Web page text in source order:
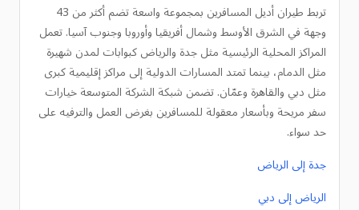
تربط طيران أديل المسافرين بمجموعة واسعة تضم أكثر من 43
وجهة في الشرق الأوسط وشمال أفريقيا وأوروبا وجنوب آسيا. تعمل
المراكز المحلية الرئيسية مثل جدة والرياض كبوابات لمدن شهيرة
مثل الدمام، بينما تمتد المسارات الدولية إلى مراكز إقليمية كبرى
مثل دبي والقاهرة وعمّان. تضمن شبكة الشركة المتوسعة خيارات
سفر مريحة وبأسعار معقولة للمسافرين بغرض العمل والترفيه على
حد سواء.
جدة إلى الرياض
الرياض إلى دبي